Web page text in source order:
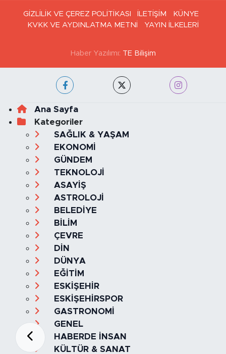
GİZLİLİK VE ÇEREZ POLİTİKASI İLETİŞİM
KÜNYE
KVKK VE AYDINLATMA METNİ
YAYIN İLKELERİ
Haber Yazılımı: TE Bilişim
Ana Sayfa
Kategoriler
SAĞLIK & YAŞAM
EKONOMİ
GÜNDEM
TEKNOLOJİ
ASAYİŞ
ASTROLOJİ
BELEDİYE
BİLİM
ÇEVRE
DİN
DÜNYA
EĞİTİM
ESKİŞEHİR
ESKİŞEHİRSPOR
GASTRONOMİ
GENEL
HABERDE İNSAN
KÜLTÜR & SANAT